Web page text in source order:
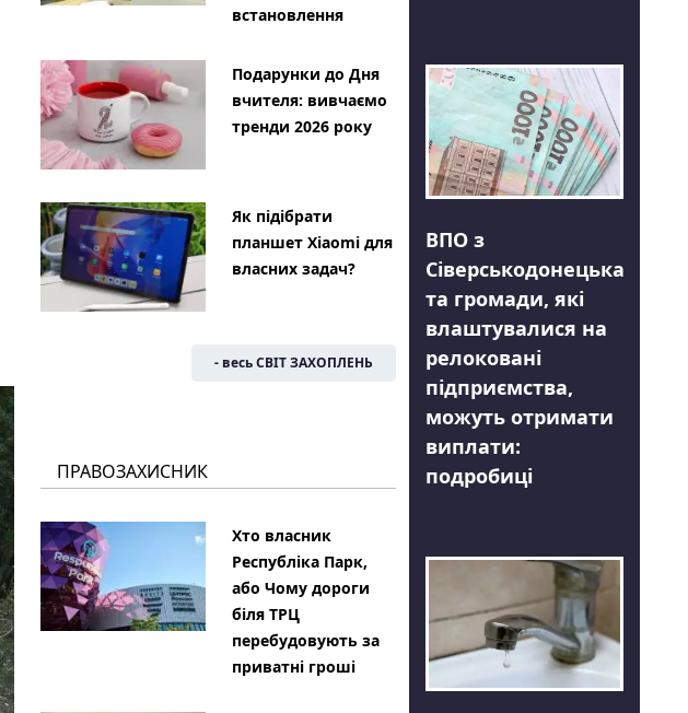
встановлення
Подарунки до Дня
вчителя: вивчаємо
тренди 2026 року
Як підібрати
планшет Xiaomi для
власних задач?
- весь СВІТ ЗАХОПЛЕНЬ
ПРАВОЗАХИСНИК
Хто власник
Республіка Парк,
або Чому дороги
біля ТРЦ
перебудовують за
приватні гроші
ВПО з
Сіверськодонецька
та громади, які
влаштувалися на
релоковані
підприємства,
можуть отримати
виплати:
подробиці